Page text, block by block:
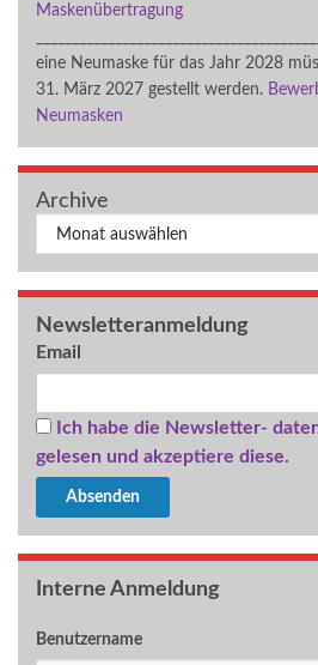
Maskenübertragung
eine Neumaske für das Jahr 2028
31. März 2027 gestellt werden.
Neumasken
Archive
Archiv
Newsletteranmeldung
Email
Ich habe die Newsletter-
gelesen und akzeptiere diese.
Interne Anmeldung
Benutzername